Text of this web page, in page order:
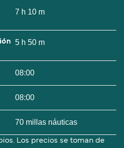
7 h 10 m
5 h 50 m
08:00
08:00
70 millas náuticas
Los precios se toman de